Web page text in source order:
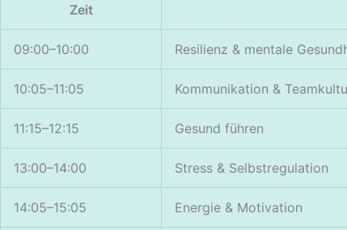
Zeit
09:00–10:00 Resilienz & mentale
10:05–11:05 Kommunikation &
11:15–12:15 Gesund führen
13:00–14:00 Stress & Selbstregulation
14:05–15:05 Energie & Motivation